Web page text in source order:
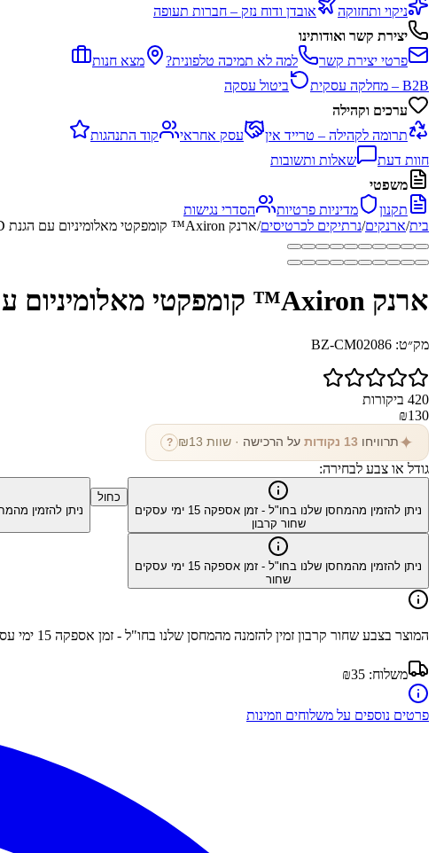
ניקוי ותחזוקה
אובדן ודוח נזק – חברות תעופה
יצירת קשר ואודותינו
פרטי יצירת קשר
למה לא תמיכה טלפונית?
מצא חנות
B2B – מחלקה עסקית
ביטול עסקה
ערכים וקהילה
תרומה לקהילה – טרייד אין
עסק אחראי
קוד התנהגות
חוות דעת
שאלות ותשובות
משפטי
תקנון
מדיניות פרטיות
הסדרי נגישות
בית/ארנקים/נרתיקים לכרטיסים/ארנק Axiron™ קומפקטי מאלומיניום עם הגנת RFID
ארנק Axiron™ קומפקטי מאלומיניום עם הגנת RFID
מק״ט: BZ-CM02086
420 ביקורות
₪130
✦ תרוויחו 13 נקודות על הרכישה · שוות ₪ 13
?
גודל או צבע לבחירה:
ניתן להזמין מהמחסן שלנו בחו"ל - זמן אספקה 15 ימי עסקים
שחור קרבון
כחול
ניתן להזמין
ניתן להזמין מהמחסן שלנו בחו"ל - זמן אספקה 15 ימי עסקים
שחור
המוצר בצבע שחור קרבון זמין להזמנה מהמחסן שלנו בחו"ל - זמן אספקה 15 ימי
משלוח: ₪35
פרטים נוספים על משלוחים וזמינות